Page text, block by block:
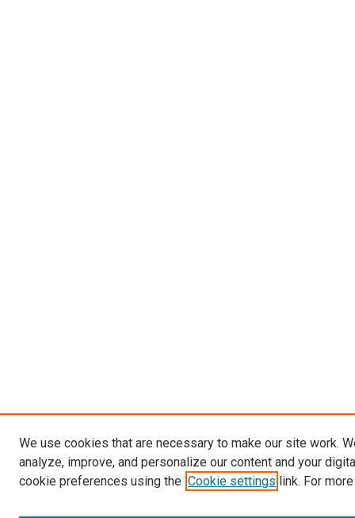
We use cookies that are necessary to make our site work.
analyze, improve, and personalize our content and your
cookie preferences using the Cookie settings link. For